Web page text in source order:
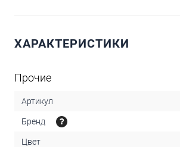
ХАРАКТЕРИСТИКИ
Прочие
Артикул
Бренд
Цвет